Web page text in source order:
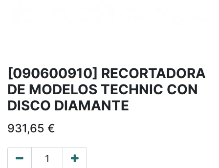
[090600910] RECORTADORA
DE MODELOS TECHNIC CON
DISCO DIAMANTE
931,65 €